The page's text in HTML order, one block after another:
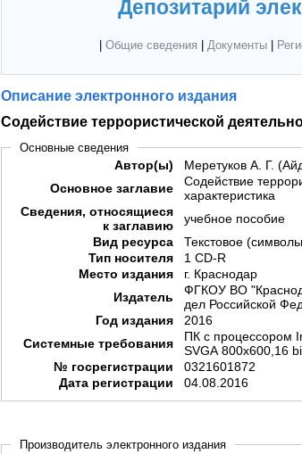
Депозитарий
Общие сведения Документы|
Описание электронного издания
Содействие террористической
Основные сведения
Автор(ы)
Меретуков А. Г.
Основное заглавие
Содействие
характеристика
Сведения, относящиеся
к заглавию
учебное пособие
Вид ресурса
Текстовое
Тип носителя
1 CD-R
Место издания
г. Краснодар
Издатель
ФГКОУ ВО
дел Российской
Год издания
2016
Системные требования
ПК с процессором
SVGA 800x600,16
№ госрегистрации
0321601872
Дата регистрации
04.08.2016
Производитель электронного издания